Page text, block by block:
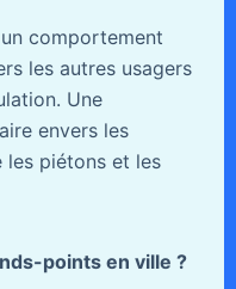
comportement
les autres usagers
Une
envers les
les piétons et les
points en ville ?